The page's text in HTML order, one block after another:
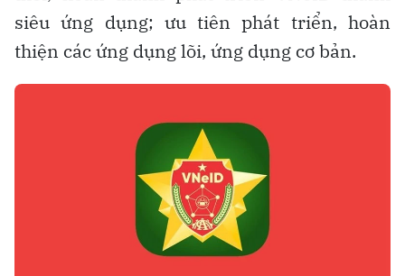
siêu ứng dụng; ưu tiên phát triển, hoàn
thiện các ứng dụng lõi, ứng dụng cơ bản.